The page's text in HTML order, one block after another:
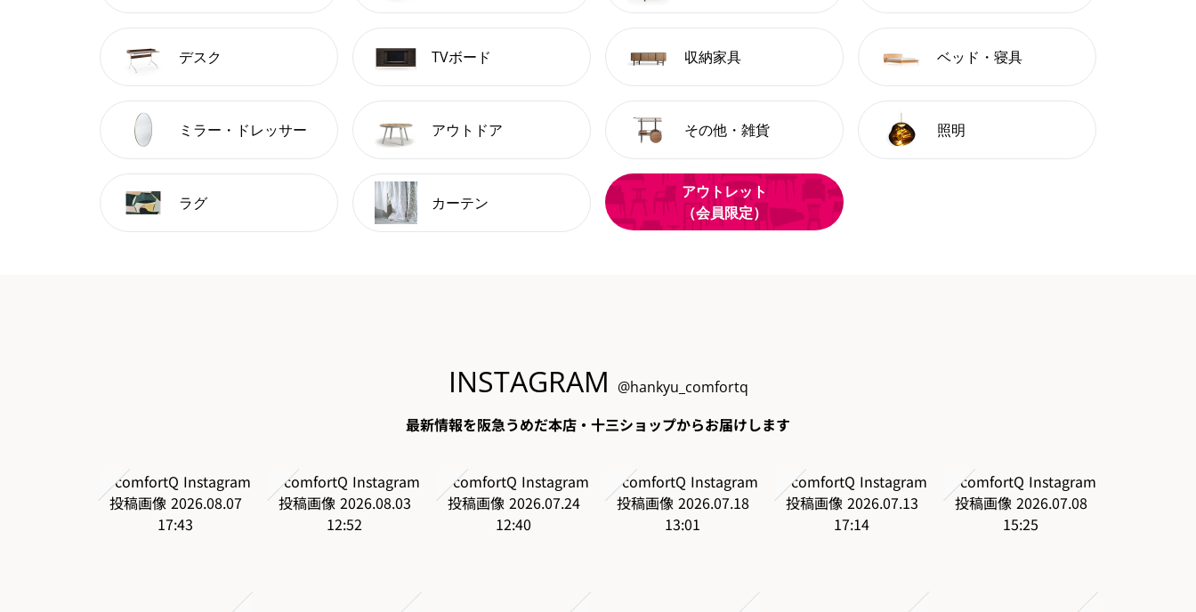
デスク TVボード 収納家具 ベッド・寝具
ミラー・ドレッサー アウトドア その他・雑貨 照明
ラグ カーテン
アウトレット
（会員限定）
INSTAGRAM @hankyu_comfortq
最新情報を阪急うめだ本店・十三ショップからお届けします